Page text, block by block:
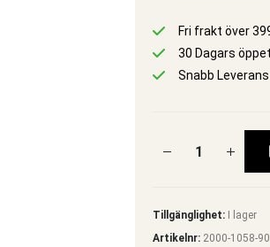
Fri frakt över
30 Dagars
Snabb Leverans
Tillgänglighet:
I lager
Artikelnr: 2000-1058-90